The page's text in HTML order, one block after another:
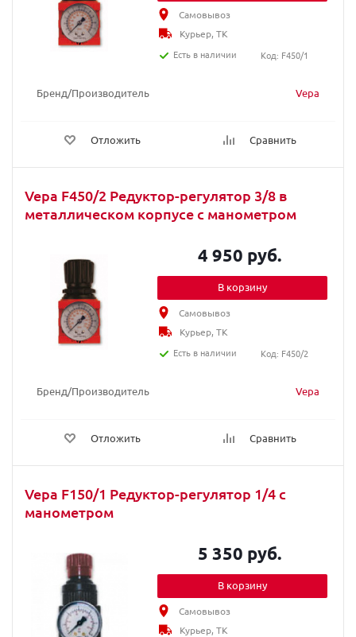
Бренд/Производитель Vepa
Отложить Сравнить
Самовывоз
Курьер, ТК
Есть в наличии
Код: F450/1
Vepa F450/2 Редуктор-регулятор 3/8 в
металлическом корпусе с манометром
Бренд/Производитель Vepa
Отложить Сравнить
4 950 руб.
В корзину
Самовывоз
Курьер, ТК
Есть в наличии
Код: F450/2
Vepa F150/1 Редуктор-регулятор 1/4 с
манометром
5 350 руб.
В корзину
Самовывоз
Курьер, ТК